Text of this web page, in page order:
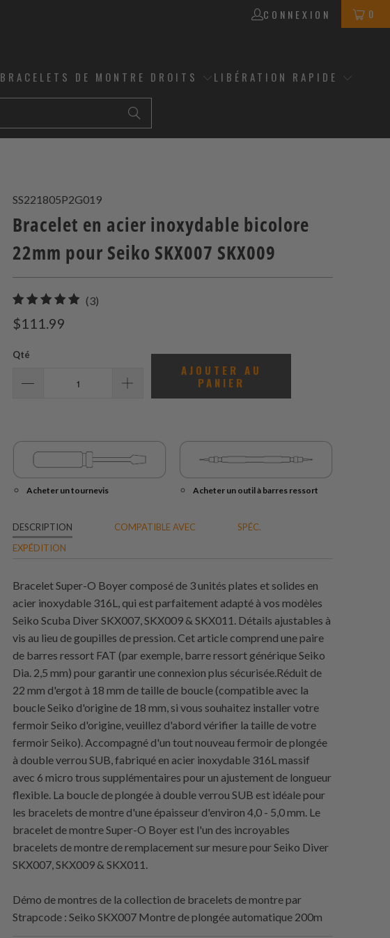
CONNEXION 0
BRACELETS DE MONTRE DROITS LIBÉRATION RAPIDE
SS221805P2G019
Bracelet en acier inoxydable bicolore
22mm pour Seiko SKX007 SKX009
(3)
$111.99
Qté
AJOUTER AU
PANIER
Acheter un tournevis Acheter un outil à barres ressort
DESCRIPTION COMPATIBLE AVEC
SPÉC.
EXPÉDITION
Bracelet Super-O Boyer composé de 3 unités plates et solides en
acier inoxydable 316L, qui est parfaitement adapté à vos modèles
Seiko Scuba Diver SKX007, SKX009 & SKX011. Détails ajustables à
vis au lieu de goupilles de pression. Cet article comprend une paire
de barres ressort FAT (par exemple, barre ressort générique Seiko
Dia. 2,5 mm) pour garantir une connexion plus sécurisée.Réduit de
22 mm d'ergot à 18 mm de taille de boucle (compatible avec la
boucle Seiko d'origine de 18 mm, si vous souhaitez installer votre
fermoir Seiko d'origine, veuillez d'abord vérifier la taille de votre
fermoir Seiko). Accompagné d'un tout nouveau fermoir de plongée
à double verrou SUB, fabriqué en acier inoxydable 316L massif
avec 6 micro trous supplémentaires pour un ajustement de longueur
flexible. La boucle de plongée à double verrou SUB est idéale pour
les bracelets de montre d'une épaisseur d'environ 4,0 - 5,0 mm. Le
bracelet de montre Super-O Boyer est l'un des incroyables
bracelets de montre de remplacement sur mesure pour Seiko Diver
SKX007, SKX009 & SKX011.
Démo de montres de la collection de bracelets de montre par
Strapcode : Seiko SKX007 Montre de plongée automatique 200m